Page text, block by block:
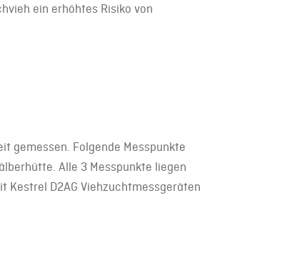
ein erhöhtes Risiko von
gemessen. Folgende Messpunkte
Alle 3 Messpunkte liegen
Kestrel D2AG Viehzuchtmessgeräten